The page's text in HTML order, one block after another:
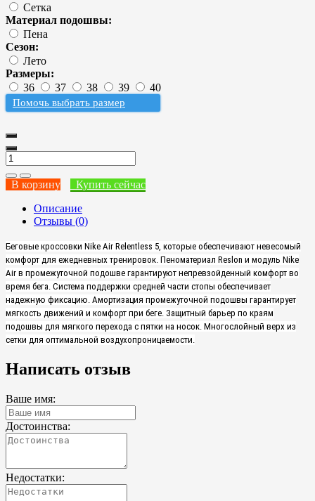
Сетка
Материал подошвы:
Пена
Сезон:
Лето
Размеры:
36
37 38 39 40
Помочь выбрать размер
В корзину
Купить сейчас
Описание
Отзывы (0)
Беговые кроссовки Nike Air Relentless 5, которые обеспечивают невесомый
комфорт для ежедневных тренировок. Пеноматериал Reslon и модуль Nike
Air в промежуточной подошве гарантируют непревзойденный комфорт во
время бега. Система поддержки средней части стопы обеспечивает
надежную фиксацию. Амортизация промежуточной подошвы гарантирует
мягкость движений и комфорт при беге. Защитный барьер по краям
подошвы для мягкого перехода с пятки на носок. Многослойный верх из
сетки для оптимальной воздухопроницаемости.
Написать отзыв
Ваше имя:
Достоинства:
Недостатки: